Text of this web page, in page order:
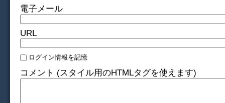
電子メール
URL
ログイン情報を記憶
コメント (スタイル用のHTMLタグを使えます)